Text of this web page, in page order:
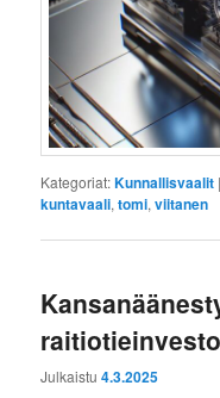
Kategoriat:Kunnallisvaalit
kuntavaali,tomi,viitanen
Julkaistu4.3.2025